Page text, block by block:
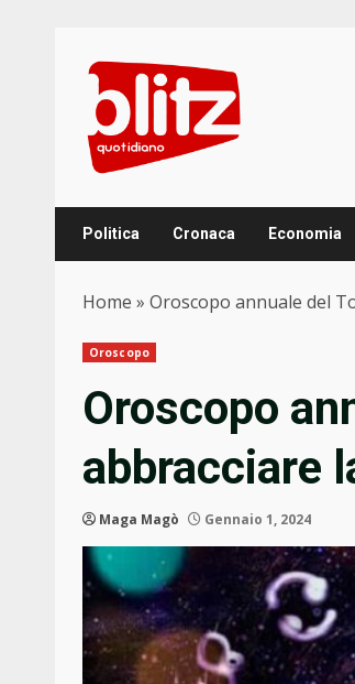
content
Politica Cronaca Economia
Home » Oroscopo annuale del
Oroscopo
Oroscopo
abbracciare
Maga Magò Gennaio 1, 2024